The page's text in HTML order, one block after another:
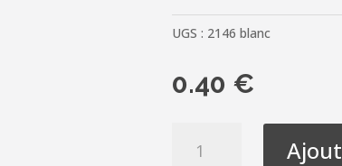
UGS : 2146 blanc
0.40 €